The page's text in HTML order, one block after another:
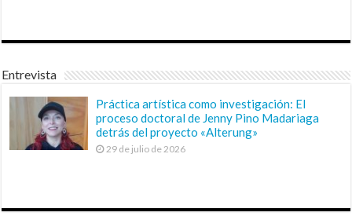
Entrevista
Práctica artística como investigación: El
proceso doctoral de Jenny Pino Madariaga
detrás del proyecto «Alterung»
29 de julio de 2026